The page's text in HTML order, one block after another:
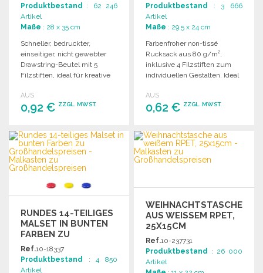
Produktbestand : 62 246
Artikel
Maße : 28 x 35 cm
Schneller, bedruckter,
einseitiger, nicht gewebter
Drawstring-Beutel mit 5
Filzstiften, ideal für kreative
AUS
0,92 € ZZGL. MWST.
BESTELLEN
Angebot anfordern
Produktbestand : 3 666
Artikel
Maße : 29.5 x 24 cm
Farbenfroher non-tissé
Rucksack aus 80 g/m²,
inklusive 4 Filzstiften zum
individuellen Gestalten. Ideal
AUS
0,62 € ZZGL. MWST.
BESTELLEN
Angebot anfordern
RUNDES 14-TEILIGES
MALSET IN BUNTEN
FARBEN ZU
GROSSHANDELSPREISEN
Ref.10-18337
Produktbestand : 4 850
Artikel
WEIHNACHTSTASCHE
AUS WEISSEM RPET, 2
5X15CM
Ref.10-237731
Produktbestand : 26 000
Artikel